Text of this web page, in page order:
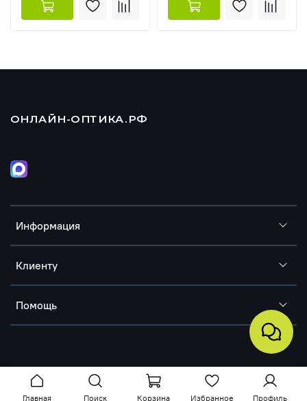
Информация
Клиенту
Помощь
ОНЛАЙН-ОПТИКА.РФ
Главная Поиск Корзина Избранное Профиль